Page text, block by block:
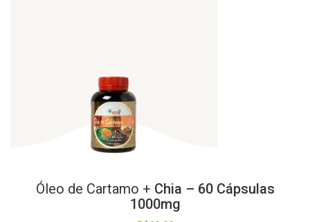
Óleo de Cartamo + Chia – 60 Cápsulas
1000mg